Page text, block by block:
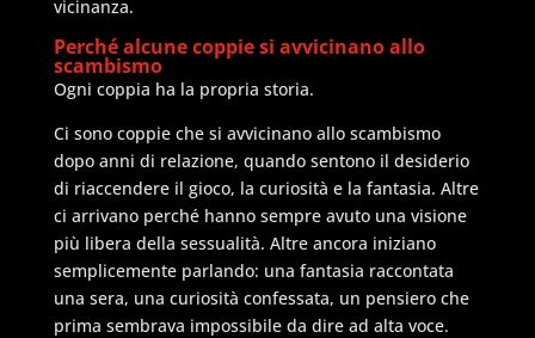
vicinanza.
Perché alcune coppie si avvicinano allo
scambismo
Ogni coppia ha la propria storia.
Ci sono coppie che si avvicinano allo scambismo
dopo anni di relazione, quando sentono il desiderio
di riaccendere il gioco, la curiosità e la fantasia. Altre
ci arrivano perché hanno sempre avuto una visione
più libera della sessualità. Altre ancora iniziano
semplicemente parlando: una fantasia raccontata
una sera, una curiosità confessata, un pensiero che
prima sembrava impossibile da dire ad alta voce.